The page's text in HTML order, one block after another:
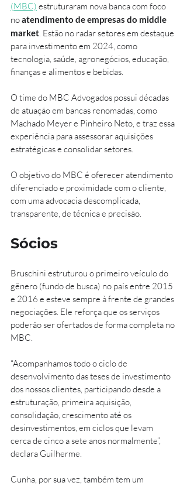
(MBC) estruturaram nova banca com foco
no atendimento de empresas do middle
market. Estão no radar setores em destaque
para investimento em 2024, como
tecnologia, saúde, agronegócios, educação,
finanças e alimentos e bebidas.
O time do MBC Advogados possui décadas
de atuação em bancas renomadas, como
Machado Meyer e Pinheiro Neto, e traz essa
experiência para assessorar aquisições
estratégicas e consolidar setores.
O objetivo do MBC é oferecer atendimento
diferenciado e proximidade com o cliente,
com uma advocacia descomplicada,
transparente, de técnica e precisão.
Sócios
Bruschini estruturou o primeiro veículo do
gênero (fundo de busca) no país entre 2015
e 2016 e esteve sempre à frente de grandes
negociações. Ele reforça que os serviços
poderão ser ofertados de forma completa no
MBC.
“Acompanhamos todo o ciclo de
desenvolvimento das teses de investimento
dos nossos clientes, participando desde a
estruturação, primeira aquisição,
consolidação, crescimento até os
desinvestimentos, em ciclos que levam
cerca de cinco a sete anos normalmente”,
declara Guilherme.
Cunha, por sua vez, também tem um